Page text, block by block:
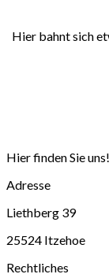
Hier bahnt sich
Hier finden Sie uns!
Adresse
Liethberg 39
25524 Itzehoe
Rechtliches